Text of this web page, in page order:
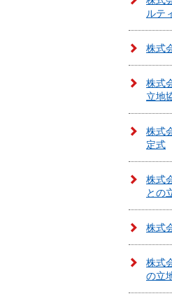
ルテ
株式
株式
立地
株式
定式
株式
との
株式
株式
の立